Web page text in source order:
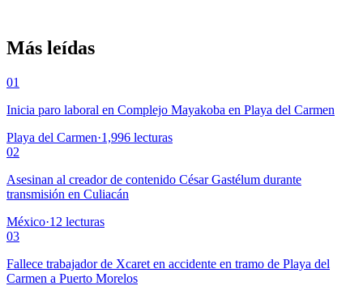
Más leídas
01
Inicia paro laboral en Complejo Mayakoba en Playa del Carmen
Playa del Carmen·1,996 lecturas
02
Asesinan al creador de contenido César Gastélum durante
transmisión en Culiacán
México·12 lecturas
03
Fallece trabajador de Xcaret en accidente en tramo de Playa del
Carmen a Puerto Morelos